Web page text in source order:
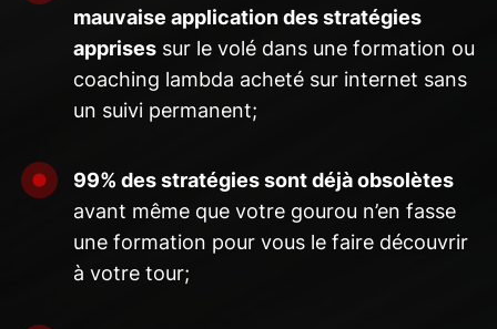
mauvaise application des stratégies
apprises sur le volé dans une formation ou
coaching lambda acheté sur internet sans
un suivi permanent;
99% des stratégies sont déjà obsolètes
avant même que votre gourou n’en fasse
une formation pour vous le faire découvrir
à votre tour;